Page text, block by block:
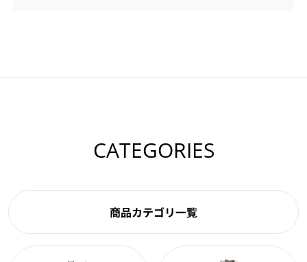
CATEGORIES
商品カテゴリ一覧